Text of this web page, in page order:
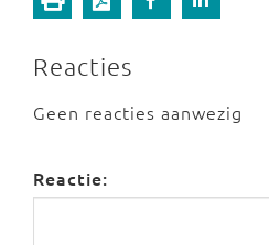
Reacties
Geen reacties aanwezig
Reactie: